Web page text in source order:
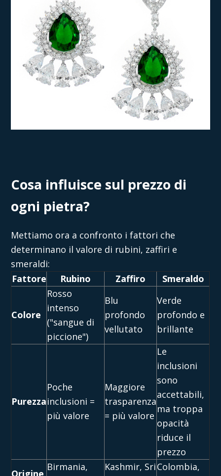
Cosa influisce sul prezzo di
ogni pietra?
Mettiamo ora a confronto i fattori che
determinano il valore di rubini, zaffiri e
smeraldi:
Fattore
Rubino Zaffiro Smeraldo
Colore
Rosso
intenso
("sangue di
piccione")
Blu
profondo
vellutato
Verde
profondo e
brillante
Purezza
Poche
inclusioni =
più valore
Maggiore
trasparenza
= più valore
Le
inclusioni
sono
accettabili,
ma troppa
opacità
riduce il
prezzo
Birmania,
Kashmir, SriColombia,